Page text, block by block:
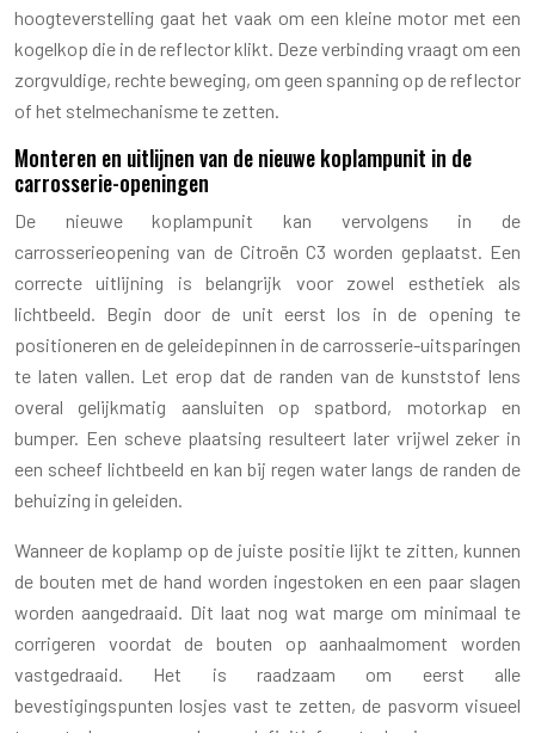
hoogteverstelling gaat het vaak om een kleine motor met een
kogelkop die in de reflector klikt. Deze verbinding vraagt om een
zorgvuldige, rechte beweging, om geen spanning op de reflector
of het stelmechanisme te zetten.
Monteren en uitlijnen van de nieuwe koplampunit in de
carrosserie-openingen
De nieuwe koplampunit kan vervolgens in de
carrosserieopening van de Citroën C3 worden geplaatst. Een
correcte uitlijning is belangrijk voor zowel esthetiek als
lichtbeeld. Begin door de unit eerst los in de opening te
positioneren en de geleidepinnen in de carrosserie-uitsparingen
te laten vallen. Let erop dat de randen van de kunststof lens
overal gelijkmatig aansluiten op spatbord, motorkap en
bumper. Een scheve plaatsing resulteert later vrijwel zeker in
een scheef lichtbeeld en kan bij regen water langs de randen de
behuizing in geleiden.
Wanneer de koplamp op de juiste positie lijkt te zitten, kunnen
de bouten met de hand worden ingestoken en een paar slagen
worden aangedraaid. Dit laat nog wat marge om minimaal te
corrigeren voordat de bouten op aanhaalmoment worden
vastgedraaid. Het is raadzaam om eerst alle
bevestigingspunten losjes vast te zetten, de pasvorm visueel